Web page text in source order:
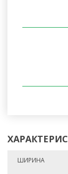
ШИРИНА